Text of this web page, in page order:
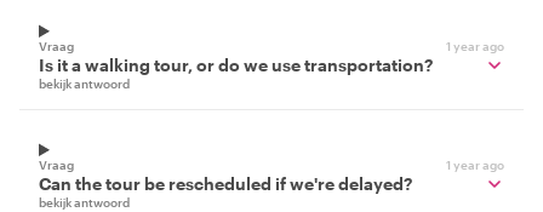
Vraag 1 year ago
Is it a walking tour, or do we use transportation?
bekijk antwoord
Vraag 1 year ago
Can the tour be rescheduled if we're delayed?
bekijk antwoord